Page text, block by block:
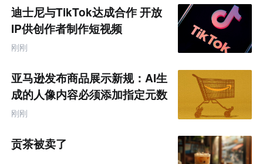
商
产
业
互
联
网
题
迪士尼与TikTok达成合作 开放
IP供创作者制作短视频
刚刚
亚马逊发布商品展示新规：AI生
成的人像内容必须添加指定元数
据
刚刚
贡茶被卖了